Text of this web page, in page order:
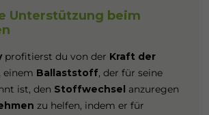
Unterstützung beim
profitierst du von der Kraft der
, einem Ballaststoff, der für seine
ist, den Stoffwechsel anzuregen
zu helfen, indem er für